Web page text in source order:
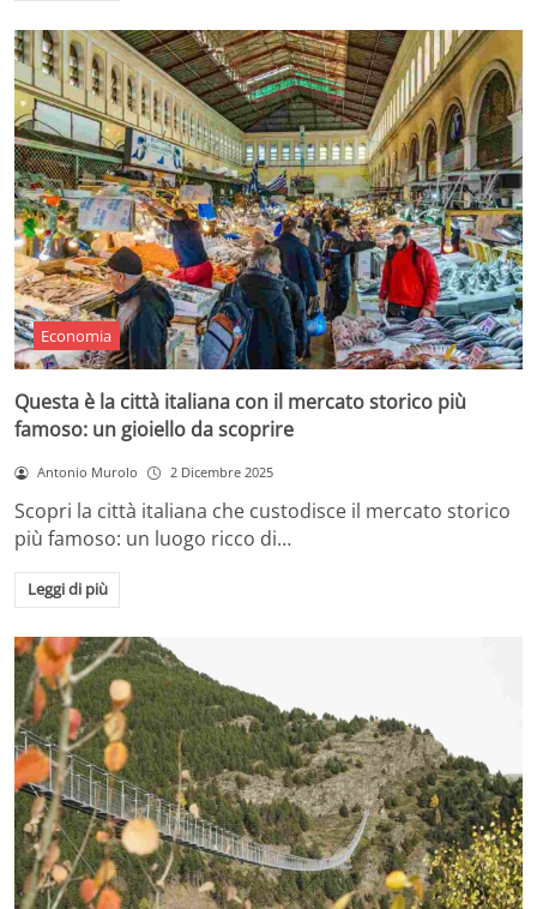
Economia
Questa è la città italiana con il mercato storico più
famoso: un gioiello da scoprire
Antonio Murolo 2 Dicembre 2025
Scopri la città italiana che custodisce il mercato storico
più famoso: un luogo ricco di…
Leggi di più